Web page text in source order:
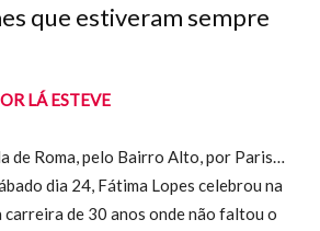
que estiveram sempre
LÁ ESTEVE
de Roma, pelo Bairro Alto, por Paris…
dia 24, Fátima Lopes celebrou na
carreira de 30 anos onde não faltou o